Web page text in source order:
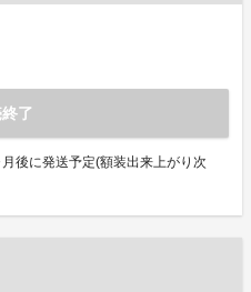
了
後に発送予定(額装出来上がり次